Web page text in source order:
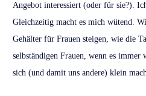
Angebot interessiert (oder für sie?).
Gleichzeitig macht es mich wütend.
Gehälter für Frauen steigen, wie die
selbständigen Frauen, wenn es
sich (und damit uns andere) klein